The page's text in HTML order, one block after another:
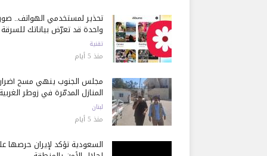
تحذير لمستخدمي الهواتف..
واحدة قد تعرّض بياناتك للسرقة
تقنية
منذ 5 أيام
مجلس الجنوب ينهي مسح أضرار
المنازل المدمّرة في زوطر الغربية
لبنان
منذ 5 أيام
السعودية تؤكد لإيران حرصها